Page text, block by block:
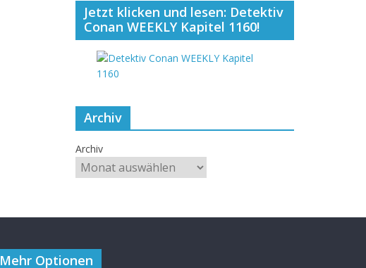
Jetzt klicken und lesen: Detektiv
Conan WEEKLY Kapitel 1160!
Archiv
Archiv
Mehr Optionen